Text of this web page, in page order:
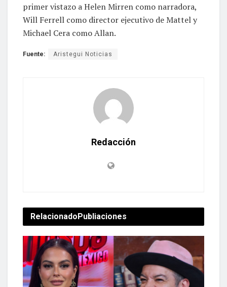
primer vistazo a Helen Mirren como narradora,
Will Ferrell como director ejecutivo de Mattel y
Michael Cera como Allan.
Fuente: Aristegui Noticias
Redacción
RelacionadoPubliaciones